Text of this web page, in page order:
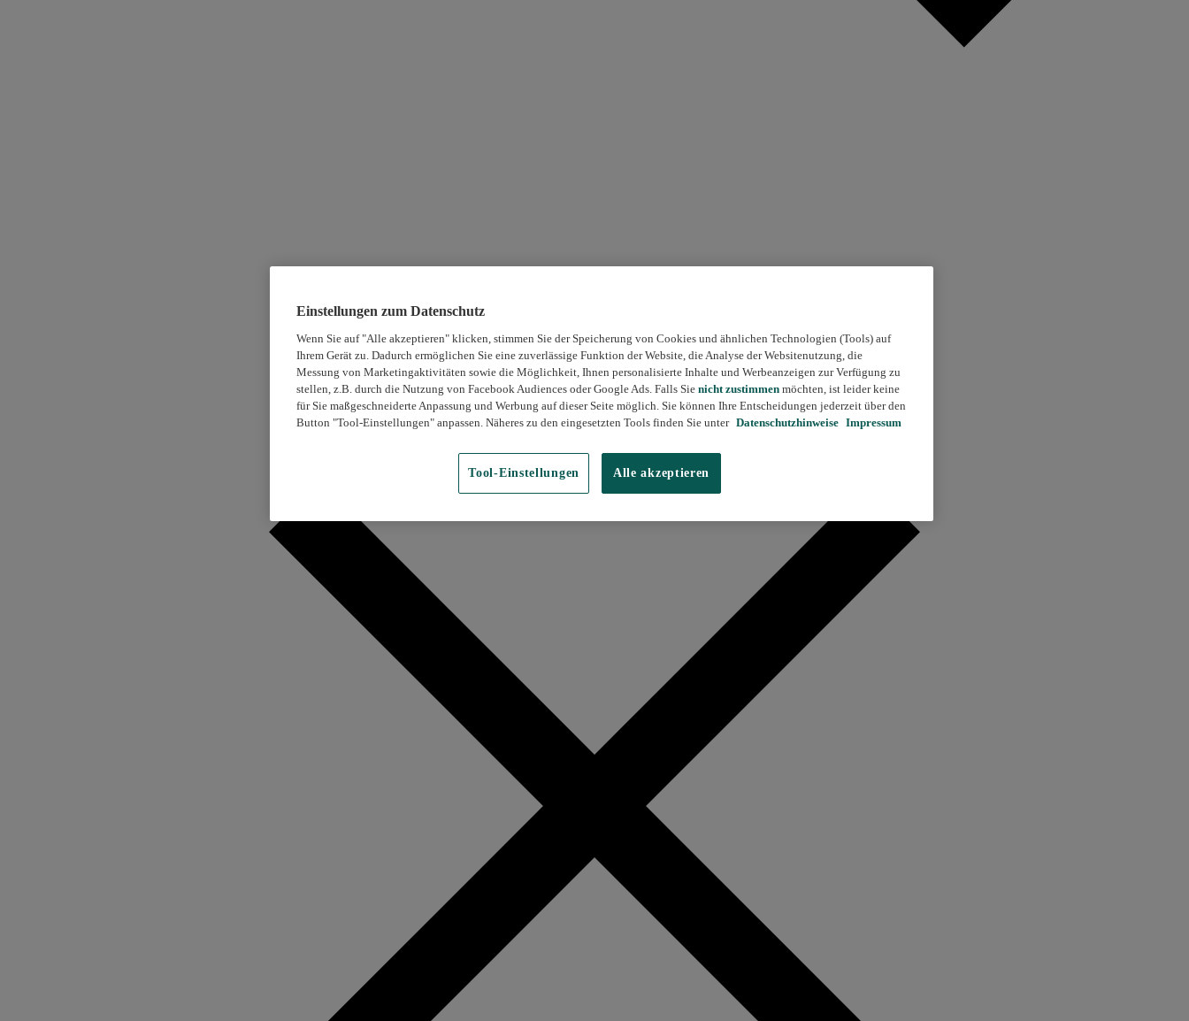
Einstellungen zum Datenschutz
Wenn Sie auf "Alle akzeptieren" klicken, stimmen Sie der Speicherung von Cookies und ähnlichen Technologien (Tools) auf
Ihrem Gerät zu. Dadurch ermöglichen Sie eine zuverlässige Funktion der Website, die Analyse der Websitenutzung, die
Messung von Marketingaktivitäten sowie die Möglichkeit, Ihnen personalisierte Inhalte und Werbeanzeigen zur Verfügung zu
stellen, z.B. durch die Nutzung von Facebook Audiences oder Google Ads. Falls Sie nicht zustimmen möchten, ist leider keine
für Sie maßgeschneiderte Anpassung und Werbung auf dieser Seite möglich. Sie können Ihre Entscheidungen jederzeit über den
Button "Tool-Einstellungen" anpassen. Näheres zu den eingesetzten Tools finden Sie unter Datenschutzhinweise Impressum
Tool-Einstellungen Alle akzeptieren